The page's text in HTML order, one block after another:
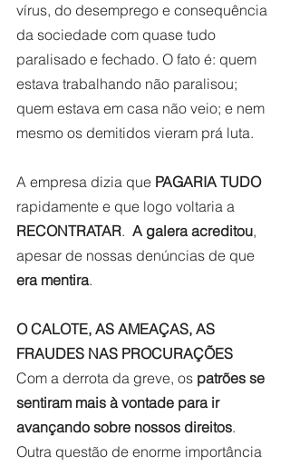
vírus, do desemprego e consequência
da sociedade com quase tudo
paralisado e fechado. O fato é: quem
estava trabalhando não paralisou;
quem estava em casa não veio; e nem
mesmo os demitidos vieram prá luta.
A empresa dizia que PAGARIA TUDO
rapidamente e que logo voltaria a
RECONTRATAR. A galera acreditou,
apesar de nossas denúncias de que
era mentira.
O CALOTE, AS AMEAÇAS, AS
FRAUDES NAS PROCURAÇÕES
Com a derrota da greve, os patrões se
sentiram mais à vontade para ir
avançando sobre nossos direitos.
Outra questão de enorme importância